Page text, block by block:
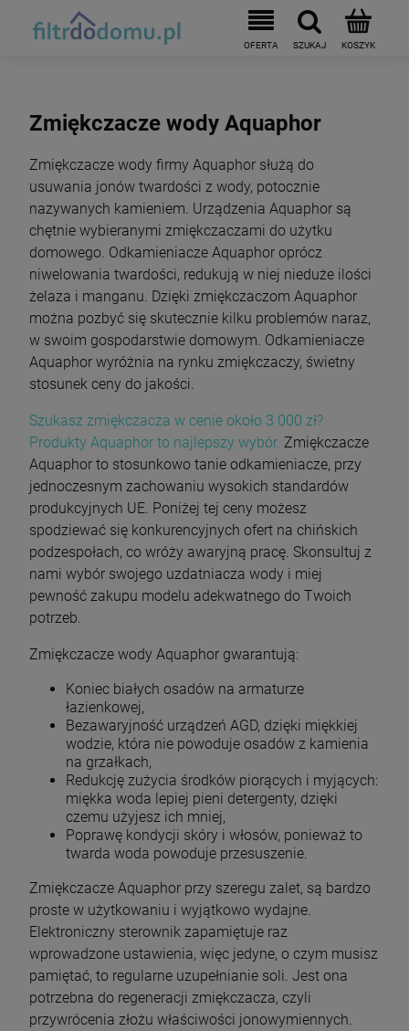
Zmiękczacze wody Aquaphor
Zmiękczacze wody firmy Aquaphor służą do
usuwania jonów twardości z wody, potocznie
nazywanych kamieniem. Urządzenia Aquaphor są
chętnie wybieranymi zmiękczaczami do użytku
domowego. Odkamieniacze Aquaphor oprócz
niwelowania twardości, redukują w niej nieduże ilości
żelaza i manganu. Dzięki zmiękczaczom Aquaphor
można pozbyć się skutecznie kilku problemów naraz,
w swoim gospodarstwie domowym. Odkamieniacze
Aquaphor wyróżnia na rynku zmiękczaczy, świetny
stosunek ceny do jakości.
Szukasz zmiękczacza w cenie około 3 000 zł?
Produkty Aquaphor to najlepszy wybór. Zmiękczacze
Aquaphor to stosunkowo tanie odkamieniacze, przy
jednoczesnym zachowaniu wysokich standardów
produkcyjnych UE. Poniżej tej ceny możesz
spodziewać się konkurencyjnych ofert na chińskich
podzespołach, co wróży awaryjną pracę. Skonsultuj z
nami wybór swojego uzdatniacza wody i miej
pewność zakupu modelu adekwatnego do Twoich
potrzeb.
Zmiękczacze wody Aquaphor gwarantują:
Koniec białych osadów na armaturze
łazienkowej,
Bezawaryjność urządzeń AGD, dzięki miękkiej
wodzie, która nie powoduje osadów z kamienia
na grzałkach,
Redukcję zużycia środków piorących i myjących:
miękka woda lepiej pieni detergenty, dzięki
czemu użyjesz ich mniej,
Poprawę kondycji skóry i włosów, ponieważ to
twarda woda powoduje przesuszenie.
Zmiękczacze Aquaphor przy szeregu zalet, są bardzo
proste w użytkowaniu i wyjątkowo wydajne.
Elektroniczny sterownik zapamiętuje raz
wprowadzone ustawienia, więc jedyne, o czym musisz
pamiętać, to regularne uzupełnianie soli. Jest ona
potrzebna do regeneracji zmiękczacza, czyli
przywrócenia złożu właściwości jonowymiennych.